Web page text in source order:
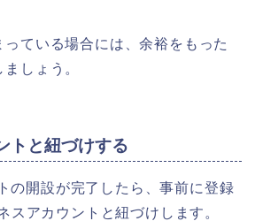
ている場合には、余裕をもった
しょう。
と紐づけする
の開設が完了したら、事前に登録
スアカウントと紐づけします。